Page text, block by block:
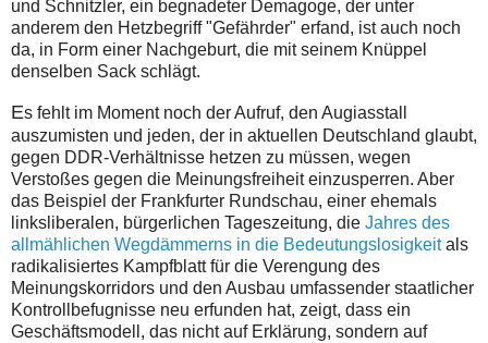
und Schnitzler, ein begnadeter Demagoge, der unter
anderem den Hetzbegriff "Gefährder" erfand, ist auch noch
da, in Form einer Nachgeburt, die mit seinem Knüppel
denselben Sack schlägt.
Es fehlt im Moment noch der Aufruf, den Augiasstall
auszumisten und jeden, der in aktuellen Deutschland glaubt,
gegen DDR-Verhältnisse hetzen zu müssen, wegen
Verstoßes gegen die Meinungsfreiheit einzusperren. Aber
das Beispiel der Frankfurter Rundschau, einer ehemals
linksliberalen, bürgerlichen Tageszeitung, die Jahres des
allmählichen Wegdämmerns in die Bedeutungslosigkeitals
radikalisiertes Kampfblatt für die Verengung des
Meinungskorridors und den Ausbau umfassender staatlicher
Kontrollbefugnisse neu erfunden hat, zeigt, dass ein
Geschäftsmodell, das nicht auf Erklärung, sondern auf